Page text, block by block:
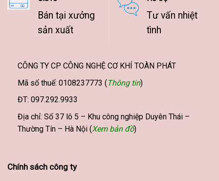
Bán tại xưởng
sản xuất
Tư vấn nhiệt
tình
CÔNG TY CP CÔNG NGHỆ CƠ KHÍ TOÀN PHÁT
Mã số thuế: 0108237773 (Thông tin)
ĐT: 097.292.9933
Địa chỉ: Số 37 lô 5 – Khu công nghiệp Duyên Thái –
Thường Tín – Hà Nội (Xem bản đồ)
Chính sách công ty